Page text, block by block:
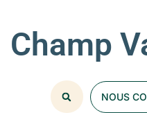
Champ
NOUS